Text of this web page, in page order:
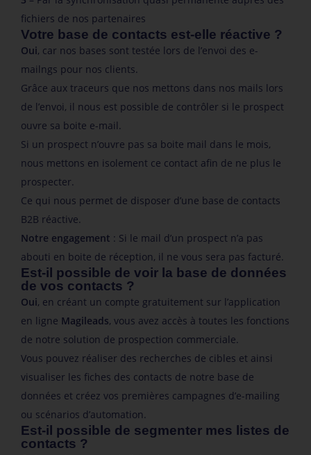
fichiers de nos partenaires
Votre base de contacts est-elle réactive ?
Oui, car nos bases sont testée lors de l’envoi des e-
mailngs pour nos clients.
Grâce aux traceurs que nos mettons dans nos mails lors
de l’envoi, il nous est possible de contrôler si le prospect
ouvre sa boite e-mail.
Si un prospect n’ouvre pas sa boite mail dans le mois,
nous mettons en isolement ce contact afin de ne plus le
prospecter.
Ce qui nous permet de disposer d’une base de contacts
B2B réactive.
Notre engagement : Si le mail d’un prospect n’a pas
abouti en boite de réception, il ne vous sera pas facturé.
Est-il possible de voir la base de données
de vos contacts ?
Oui, en créant un compte gratuitement sur l’application
en ligne Magileads, vous avez accès à toutes les fonctions
de notre solution de prospection commerciale.
Vous pouvez réaliser des recherches de cibles et ainsi
visualiser les fiches des contacts de notre base de
données et créez vos premières campagnes d’e-mailing
ou scénarios d’automation.
Est-il possible de segmenter mes listes de
contacts ?